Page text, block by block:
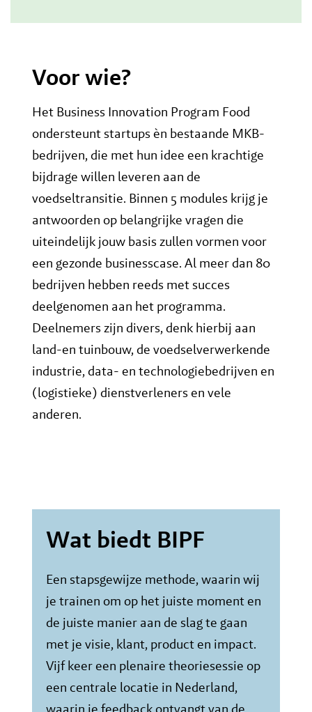
Voor wie?
Het Business Innovation Program Food
ondersteunt startups èn bestaande MKB-
bedrijven, die met hun idee een krachtige
bijdrage willen leveren aan de
voedseltransitie. Binnen 5 modules krijg je
antwoorden op belangrijke vragen die
uiteindelijk jouw basis zullen vormen voor
een gezonde businesscase. Al meer dan 80
bedrijven hebben reeds met succes
deelgenomen aan het programma.
Deelnemers zijn divers, denk hierbij aan
land-en tuinbouw, de voedselverwerkende
industrie, data- en technologiebedrijven en
(logistieke) dienstverleners en vele
anderen.
Wat biedt BIPF
Een stapsgewijze methode, waarin wij
je trainen om op het juiste moment en
de juiste manier aan de slag te gaan
met je visie, klant, product en impact.
Vijf keer een plenaire theoriesessie op
een centrale locatie in Nederland,